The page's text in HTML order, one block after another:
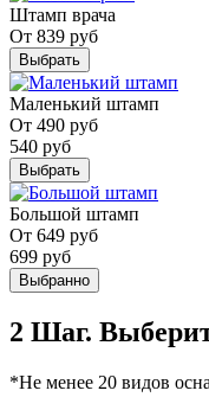
Штамп врача
От 839 руб
Выбрать
Маленький штамп
От 490 руб
540 руб
Выбрать
Большой штамп
От 649 руб
699 руб
Выбранно
2 Шаг.
*Не менее 20 видов